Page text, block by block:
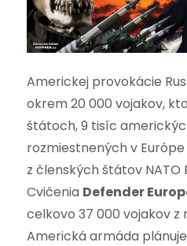
Americkej provokácie
okrem 20 000 vojakov,
štátoch, 9 tisíc
rozmiestnených v
z členských štátov NATO
Cvičenia Defender
celkovo 37 000 vojakov z
Americká armáda